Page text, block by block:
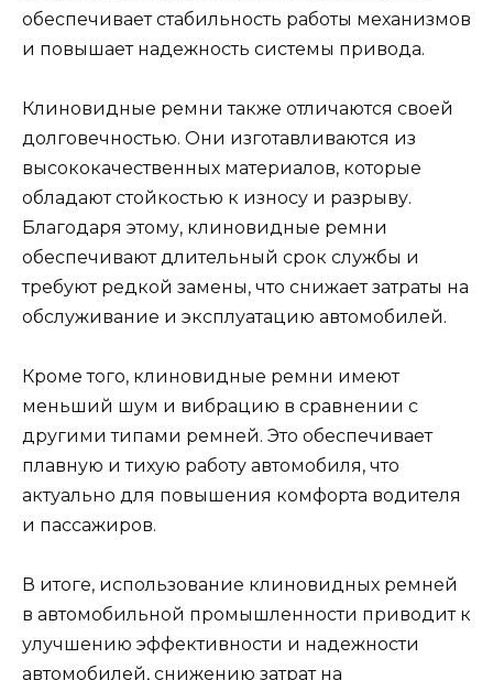
обеспечивает стабильность работы механизмов
и повышает надежность системы привода.
Клиновидные ремни также отличаются своей
долговечностью. Они изготавливаются из
высококачественных материалов, которые
обладают стойкостью к износу и разрыву.
Благодаря этому, клиновидные ремни
обеспечивают длительный срок службы и
требуют редкой замены, что снижает затраты на
обслуживание и эксплуатацию автомобилей.
Кроме того, клиновидные ремни имеют
меньший шум и вибрацию в сравнении с
другими типами ремней. Это обеспечивает
плавную и тихую работу автомобиля, что
актуально для повышения комфорта водителя
и пассажиров.
В итоге, использование клиновидных ремней
в автомобильной промышленности приводит к
улучшению эффективности и надежности
автомобилей, снижению затрат на